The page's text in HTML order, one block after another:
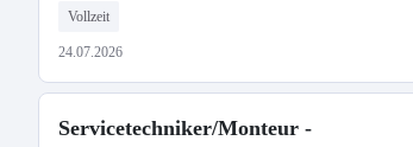
Vollzeit
24.07.2026
Servicetechniker/Monteur -